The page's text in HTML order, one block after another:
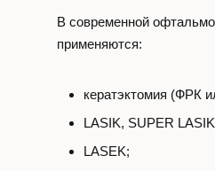
В современной
применяются:
кератэктомия (ФРК
LASIK, SUPER
LASEK;